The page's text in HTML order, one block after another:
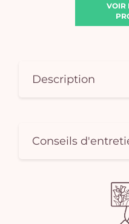
VOIR
Description
Conseils